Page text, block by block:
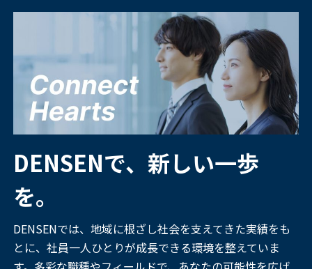
DENSENで、新しい一歩
を。
DENSENでは、地域に根ざし社会を支えてきた実績をも
とに、社員一人ひとりが成長できる環境を整えていま